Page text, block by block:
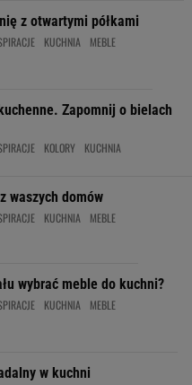
z otwartymi półkami
KUCHNIA MEBLE
Zapomnij o bielach
KOLORY KUCHNIA
waszych domów
KUCHNIA MEBLE
wybrać meble do kuchni?
KUCHNIA MEBLE
w kuchni